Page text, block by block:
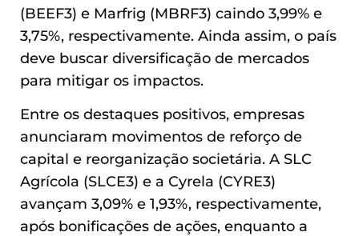
(BEEF3) e Marfrig (MBRF3) caindo 3,99% e
3,75%, respectivamente. Ainda assim, o país
deve buscar diversificação de mercados
para mitigar os impactos.
Entre os destaques positivos, empresas
anunciaram movimentos de reforço de
capital e reorganização societária. A SLC
Agrícola (SLCE3) e a Cyrela (CYRE3)
avançam 3,09% e 1,93%, respectivamente,
após bonificações de ações, enquanto a